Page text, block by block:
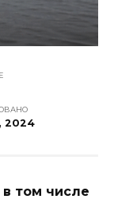
2024
том числе